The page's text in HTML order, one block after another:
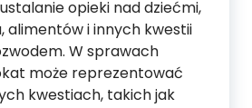
opieki nad dziećmi,
alimentów i innych kwestii
W sprawach
może reprezentować
kwestiach, takich jak